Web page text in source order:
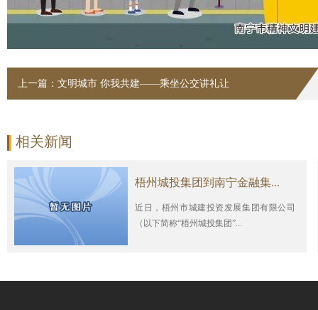
上一篇： 文明城市 你我共建——乘坐公交讲礼让
相关新闻
梧州城投集团到南宁金融集...
近日，梧州市城建投资发展集团有限公司
（以下简称“梧州城投集团”...